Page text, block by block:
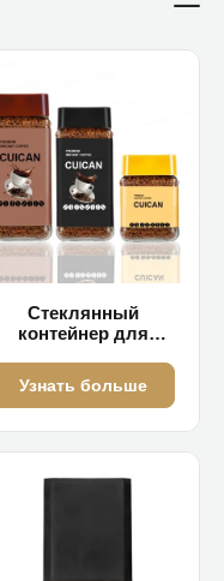
Стеклянный
контейнер для
мл
(индивидуальный
дизайн).
Узнать больше